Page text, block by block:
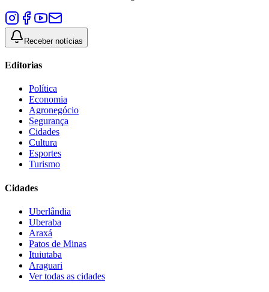
Receber notícias
Editorias
Política
Economia
Agronegócio
Segurança
Cidades
Cultura
Esportes
Turismo
Cidades
Uberlândia
Uberaba
Araxá
Patos de Minas
Ituiutaba
Araguari
Ver todas as cidades